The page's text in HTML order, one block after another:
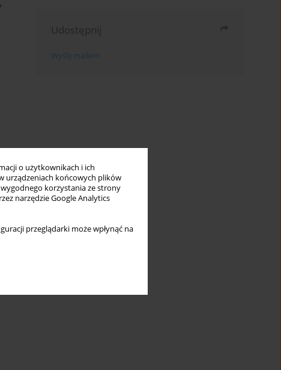
o użytkownikach i ich
urządzeniach końcowych plików
wygodnego korzystania ze strony
narzędzie Google Analytics
przeglądarki może wpłynąć na
Udostępnij
Wyślij mailem